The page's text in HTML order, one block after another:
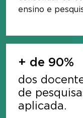
ensino e
+ de 90%
dos
de
aplicada.